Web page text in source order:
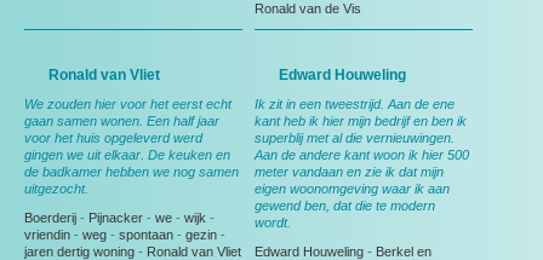
Ronald van de Vis
Ronald van Vliet
We zouden hier voor het eerst echt
gaan samen wonen. Een half jaar
voor het huis opgeleverd werd
gingen we uit elkaar. De keuken en
de badkamer hebben we nog samen
uitgezocht.
Boerderij - Pijnacker - we - wijk -
vriendin - weg - spontaan - gezin -
jaren dertig woning - Ronald van Vliet
Edward Houweling
Ik zit in een tweestrijd. Aan de ene
kant heb ik hier mijn bedrijf en ben ik
superblij met al die vernieuwingen.
Aan de andere kant woon ik hier 500
meter vandaan en zie ik dat mijn
eigen woonomgeving waar ik aan
gewend ben, dat die te modern
wordt.
Edward Houweling - Berkel en